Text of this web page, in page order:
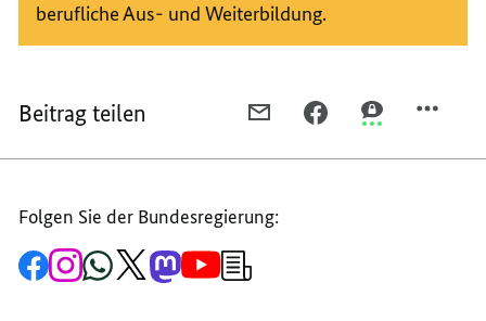
berufliche Aus- und Weiterbildung.
Beitrag teilen
MAIL
„BETRIEBE
TEILEN, TEILEN,
Folgen Sie der Bundesregierung:
Zur
Facebook-
Zum
Instagram-
Zum
WhatsApp-
Zum
X-
Zum
Mastodon-
Zum
YouTube-Anmeldung